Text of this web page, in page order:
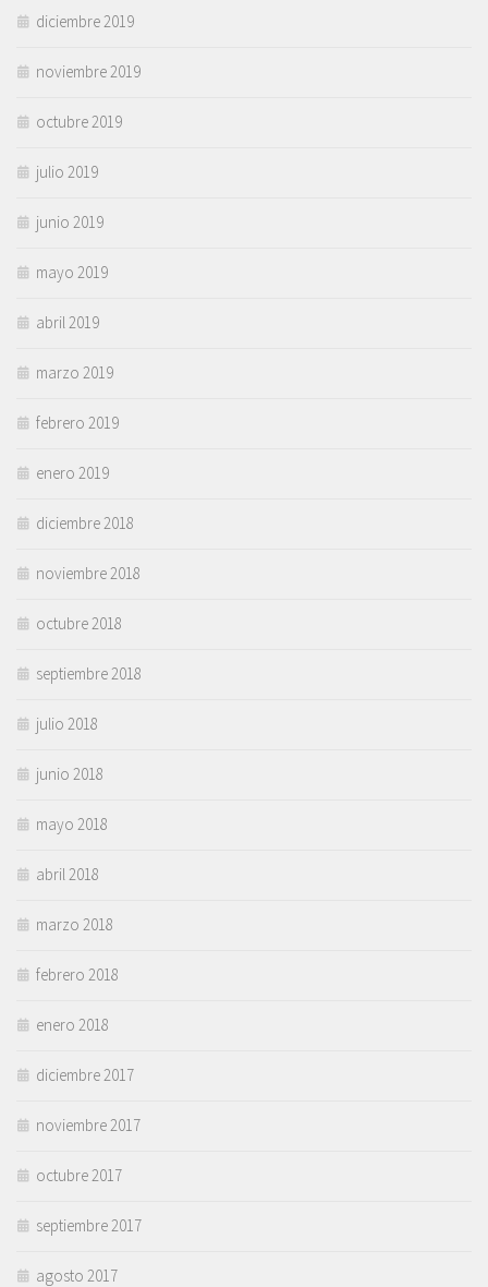
diciembre 2019
noviembre 2019
octubre 2019
julio 2019
junio 2019
mayo 2019
abril 2019
marzo 2019
febrero 2019
enero 2019
diciembre 2018
noviembre 2018
octubre 2018
septiembre 2018
julio 2018
junio 2018
mayo 2018
abril 2018
marzo 2018
febrero 2018
enero 2018
diciembre 2017
noviembre 2017
octubre 2017
septiembre 2017
agosto 2017